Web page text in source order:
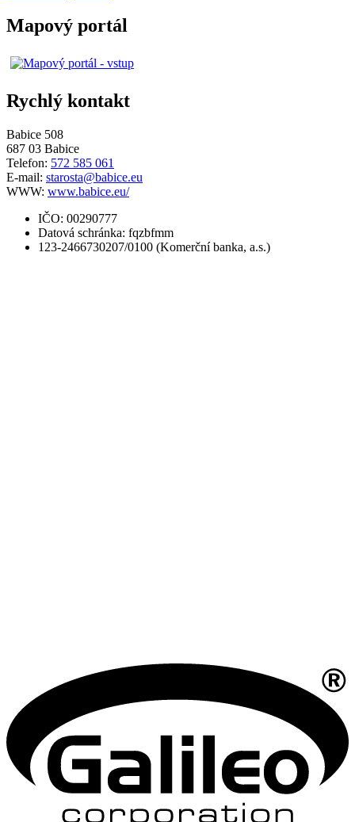
Mapový portál
Rychlý kontakt
Babice 508
687 03 Babice
Telefon: 572 585 061
E-mail: starosta@babice.eu
WWW: www.babice.eu/
IČO: 00290777
Datová schránka: fqzbfmm
123-2466730207/0100 (Komerční banka, a.s.)